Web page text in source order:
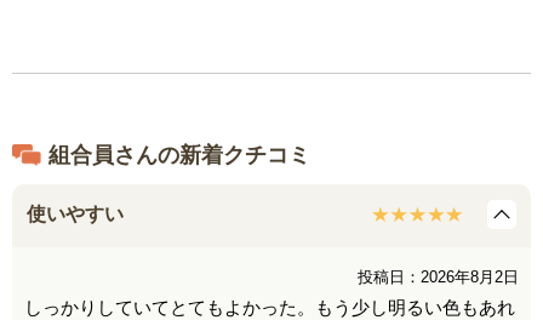
組合員さんの新着クチコミ
使いやすい
投稿日：2026年8月2日
しっかりしていてとてもよかった。もう少し明るい色もあれ